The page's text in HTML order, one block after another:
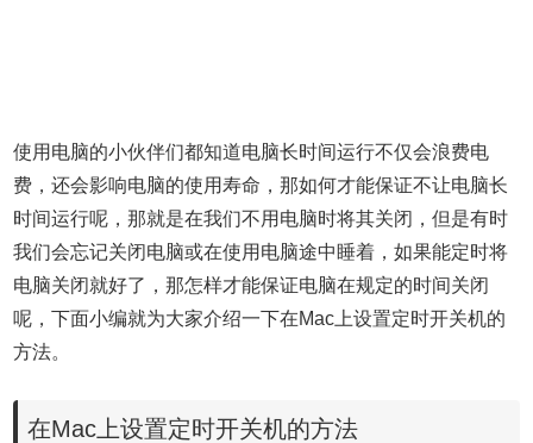
使用电脑的小伙伴们都知道电脑长时间运行不仅会浪费电
费，还会影响电脑的使用寿命，那如何才能保证不让电脑长
时间运行呢，那就是在我们不用电脑时将其关闭，但是有时
我们会忘记关闭电脑或在使用电脑途中睡着，如果能定时将
电脑关闭就好了，那怎样才能保证电脑在规定的时间关闭
呢，下面小编就为大家介绍一下在Mac上设置定时开关机的
方法。
在Mac上设置定时开关机的方法